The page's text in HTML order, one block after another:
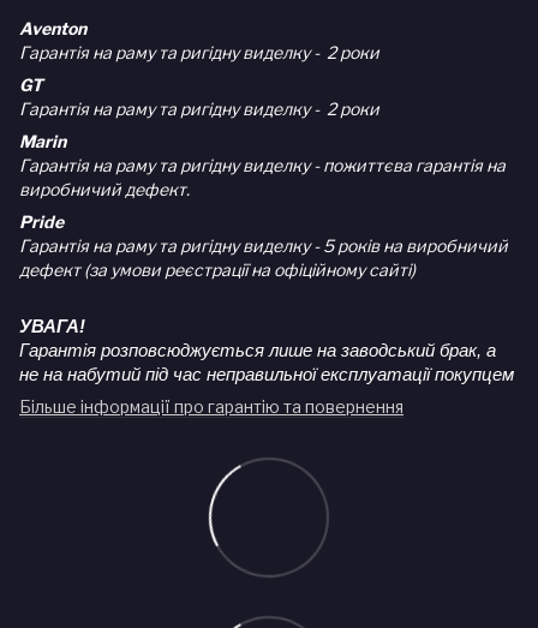
Aventon
Гарантія на раму та ригідну виделку - 2 роки
GT
Гарантія на раму та ригідну виделку - 2 роки
Marin
Гарантія на раму та ригідну виделку - пожиттєва гарантія на
виробничий дефект.
Pride
Гарантія на раму та ригідну виделку - 5 років на виробничий
дефект (за умови реєстрації на офіційному сайті)
УВАГА!
Гарантія розповсюджується лише на заводський брак, а
не на набутий під час неправильної експлуатації покупцем
Більше інформації про гарантію та повернення